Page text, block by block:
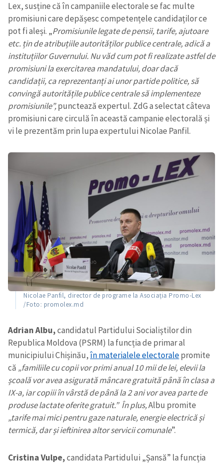
Lex, susține că în campaniile electorale se fac multe
promisiuni care depășesc competențele candidaților ce
pot fi aleși. „Promisiunile legate depensii, tarife, ajutoare
etc. țin de atribuțiile autorităților publice centrale, adică a
instituțiilor Guvernului. Nu văd cum pot fi realizate astfel de
promisiuni la exercitarea mandatului, doar dacă
candidații, ca reprezentanți ai unor partide politice, să
convingă autoritățile publice centrale să implementeze
promisiunile”,punctează expertul. ZdG a selectat câteva
promisiuni care circulă în această campanie electorală și
vi le prezentăm prin lupa expertului Nicolae Panfil.
Nicolae Panfil, director de programe la Asociația Promo-Lex
/Foto: promolex.md
Adrian Albu,candidatul Partidului Socialiștilor din
Republica Moldova (PSRM) la funcția de primar al
municipiului Chișinău,în materialele electoralepromite
că „familiile cu copii vor primi anual 10 mii de lei, elevii la
școală vor avea asigurată mâncare gratuită până în clasa a
IX-a, iar copiii în vârstă de până la 2 ani vor avea parte de
produse lactate oferite gratuit.” În plus,Albu promite
„tarife mai mici pentru gaze naturale, energie electrică și
termică, dar și ieftinirea altor servicii comunale”.
Cristina Vulpe,candidata Partidului „Șansă” la funcția